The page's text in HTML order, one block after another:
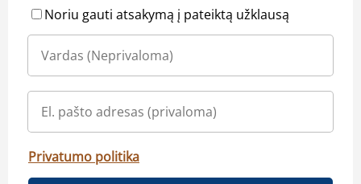
Noriu gauti atsakymą į pateiktą užklausą
Privatumo politika